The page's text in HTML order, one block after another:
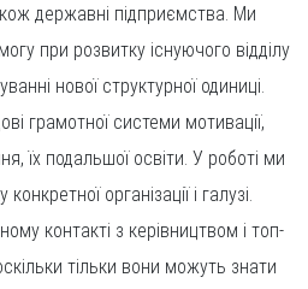
державні підприємства. Ми
при розвитку існуючого відділу
нової структурної одиниці.
грамотної системи мотивації,
їх подальшої освіти. У роботі ми
організації і галузі.
контакті з керівництвом і топ-
тільки вони можуть знати